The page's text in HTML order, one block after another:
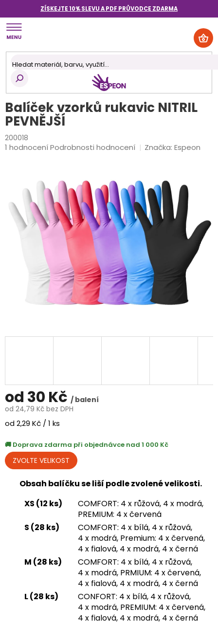
obsah
ZÍSKEJTE 10% SLEVU A PDF PRŮVODCE ZDARMA
Balíček vzorků rukavic NITRIL
PEVNĚJŠÍ
200018
Průměrné
hvězdiček.
1 hodnoceníPodrobnosti hodnocení Značka:Espeon
od 30 Kč / balení
od 24,79 Kč bez DPH
Měrná
od 2,29 Kč / 1 ks
Doprava zdarma při objednávce nad 1 000 Kč
Obsah balíčku se liší podle zvolené velikosti.
XS (12 ks)
COMFORT: 4 x růžová, 4 x modrá,
PREMIUM: 4 x červená
S (28 ks)
COMFORT: 4 x bílá, 4 x růžová,
4 x modrá, Premium: 4 x červená,
4 x fialová, 4 x modrá, 4 x černá
M (28 ks)
COMFORT: 4 x bílá, 4 x růžová,
4 x modrá, PRMIUM: 4 x červená,
4 x fialová, 4 x modrá, 4 x černá
L (28 ks)
CONFORT: 4 x bílá, 4 x růžová,
4 x modrá, PREMIUM: 4 x červená,
4 x fialová, 4 x modrá, 4 x černá